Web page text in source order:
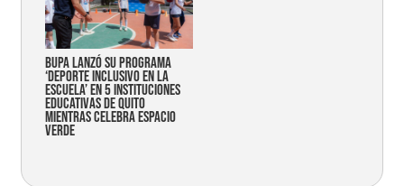
Bupa lanzó su programa
‘Deporte Inclusivo en la
Escuela’ en 5 instituciones
educativas de Quito
mientras celebra espacio
verde